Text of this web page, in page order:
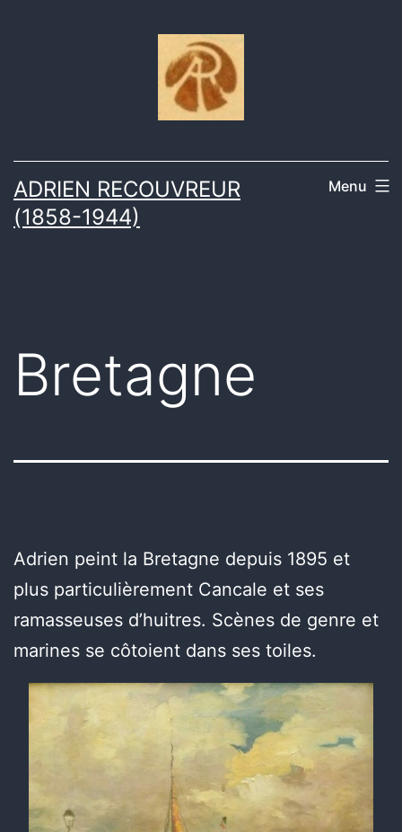
ADRIEN RECOUVREUR
(1858-1944)
Menu
Bretagne
Adrien peint la Bretagne depuis 1895 et
plus particulièrement Cancale et ses
ramasseuses d’huitres. Scènes de genre et
marines se côtoient dans ses toiles.